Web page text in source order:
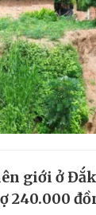
giới ở
240.000